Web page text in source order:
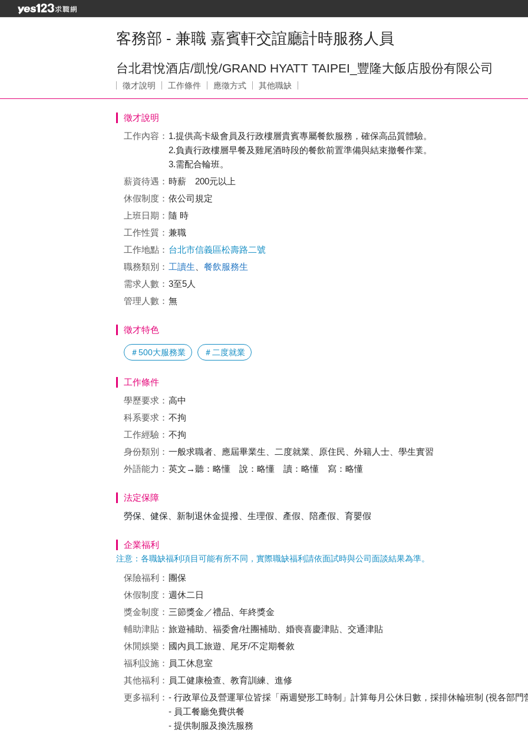
客務部 - 兼職 嘉賓軒交誼廳計時服務人員
台北君悅酒店/凱悅/GRAND HYATT TAIPEI_豐隆大飯店股份有限公司
徵才說明 工作條件 應徵方式 其他職缺
徵才說明
工作內容： 1.提供高卡級會員及行政樓層貴賓專屬餐飲服務，確保高品質體驗。
2.負責行政樓層早餐及雞尾酒時段的餐飲前置準備與結束撤餐作業。
3.需配合輪班。
薪資待遇： 時薪 200元以上
休假制度： 依公司規定
上班日期： 隨 時
工作性質： 兼職
工作地點： 台北市信義區松壽路二號
職務類別： 工讀生
餐飲服務生
需求人數： 3至5人
管理人數： 無
徵才特色
＃500大服務業 ＃二度就業
工作條件
學歷要求： 高中
科系要求： 不拘
工作經驗： 不拘
身份類別： 一般求職者、應屆畢業生、二度就業、原住民、外籍人士、學生實習
外語能力： 英文→聽：略懂 說：略懂 讀：略懂 寫：略懂
法定保障
勞保、健保、新制退休金提撥、生理假、產假、陪產假、育嬰假
企業福利
注意：各職缺福利項目可能有所不同，實際職缺福利請依面試時與公司面談結果為準。
保險福利： 團保
休假制度： 週休二日
獎金制度： 三節獎金／禮品、年終獎金
輔助津貼： 旅遊補助、福委會/社團補助、婚喪喜慶津貼、交通津貼
休閒娛樂： 國內員工旅遊、尾牙/不定期餐敘
福利設施： 員工休息室
其他福利： 員工健康檢查、教育訓練、進修
更多福利： - 行政單位及營運單位皆採「兩週變形工時制」計算每月公休日數，採排休輪班制 (視各部門
- 員工餐廳免費供餐
- 提供制服及換洗服務